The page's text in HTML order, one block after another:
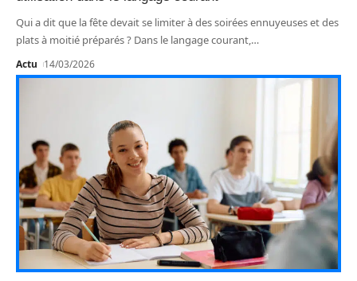
Qui a dit que la fête devait se limiter à des soirées ennuyeuses et des
plats à moitié préparés ? Dans le langage courant, …
Actu 14/03/2026